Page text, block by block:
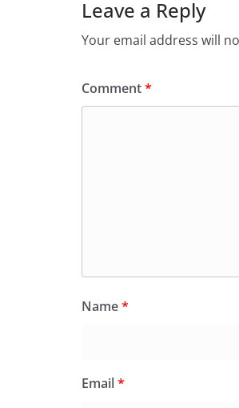
Leave a Reply
Your email address will
Comment*
Name*
Email*